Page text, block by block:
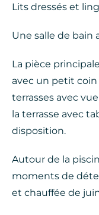
Lits dressés et
Une salle de bain
La pièce
avec un petit coin
terrasses avec
la terrasse avec
disposition.
Autour de la
moments de
et chauffée de